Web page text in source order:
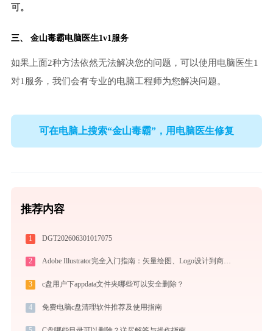
可。
三、 金山毒霸电脑医生1v1服务
如果上面2种方法依然无法解决您的问题，可以使用电脑医生1
对1服务，我们会有专业的电脑工程师为您解决问题。
可在电脑上搜索“金山毒霸”，用电脑医生修复
推荐内容
1 DGT202606301017075
2 Adobe Illustrator完全入门指南：矢量绘图、Logo设计到商业插画的必备工具详解
3 c盘用户下appdata文件夹哪些可以安全删除？
4 免费电脑c盘清理软件推荐及使用指南